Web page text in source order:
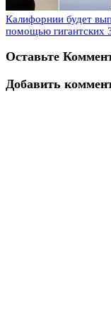
Калифорнии будет
помощью гигантских
Оставьте
Добавить